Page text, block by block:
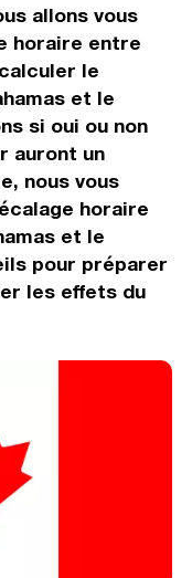
allons vous
horaire entre
le
et le
si oui ou non
auront un
nous vous
horaire
et le
pour préparer
les effets du